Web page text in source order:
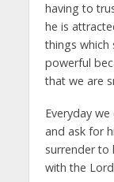
having to
he is
things which
powerful
that we are
Everyday
and ask for
surrender to
with the